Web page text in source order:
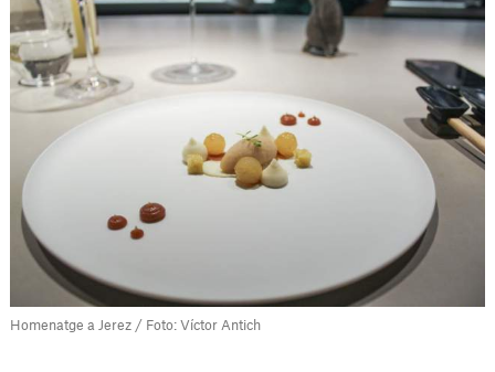
Homenatge a Jerez / Foto: Víctor Antich